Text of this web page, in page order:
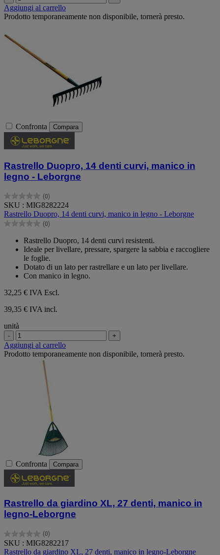
Aggiungi al carrello
Prodotto temporaneamente non disponibile, tornerà presto.
Confronta Compara
Rastrello Duopro, 14 denti curvi, manico in
legno - Leborgne
(0)
0.0
su
5
stelle.
SKU : MIG8282224
Rastrello Duopro, 14 denti curvi, manico in legno - Leborgne
(0)
0.0
Rastrello Duopro, 14 denti curvi resistenti.
Ideale per livellare, pressare, spargere la sabbia e raccogliere
le foglie.
Dotato di un lato per rastrellare e un lato per livellare.
Con manico in legno.
32,25 € IVA Escl.
39,35 € IVA incl.
unità
- +
Aggiungi al carrello
Prodotto temporaneamente non disponibile, tornerà presto.
Confronta Compara
Rastrello da giardino XL, 27 denti, manico in
legno-Leborgne
(0)
0.0
su
SKU : MIG8282217
Rastrello da giardino XL, 27 denti, manico in legno-Leborgne